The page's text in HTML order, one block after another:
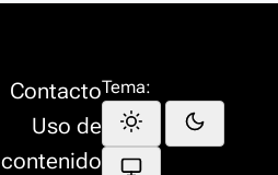
Contacto
Uso de
contenido
Tema: